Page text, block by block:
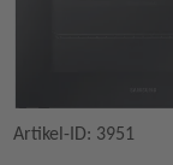
Artikel-ID: 3951